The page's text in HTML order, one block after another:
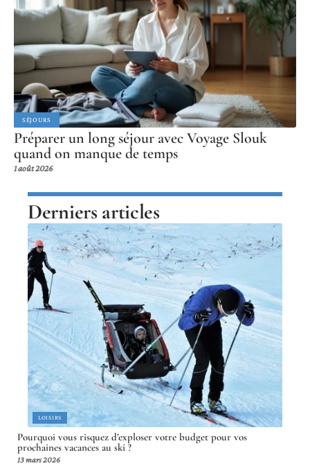
SÉJOURS
Préparer un long séjour avec Voyage Slouk
quand on manque de temps
1 août 2026
Derniers articles
LOISIRS
Pourquoi vous risquez d’exploser votre budget pour vos
prochaines vacances au ski ?
13 mars 2026